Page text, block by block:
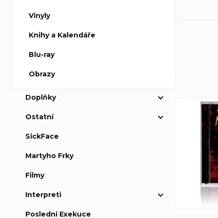
Vinyly
Knihy a Kalendáře
Blu-ray
Obrazy
Doplňky
Ostatní
SickFace
Martyho Frky
Filmy
Interpreti
Poslední Exekuce